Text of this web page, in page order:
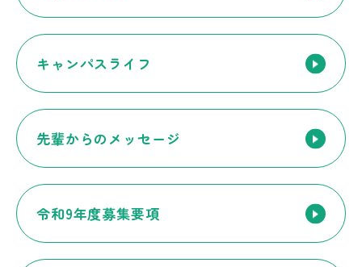
キャンパスライフ
先輩からのメッセージ
令和9年度募集要項